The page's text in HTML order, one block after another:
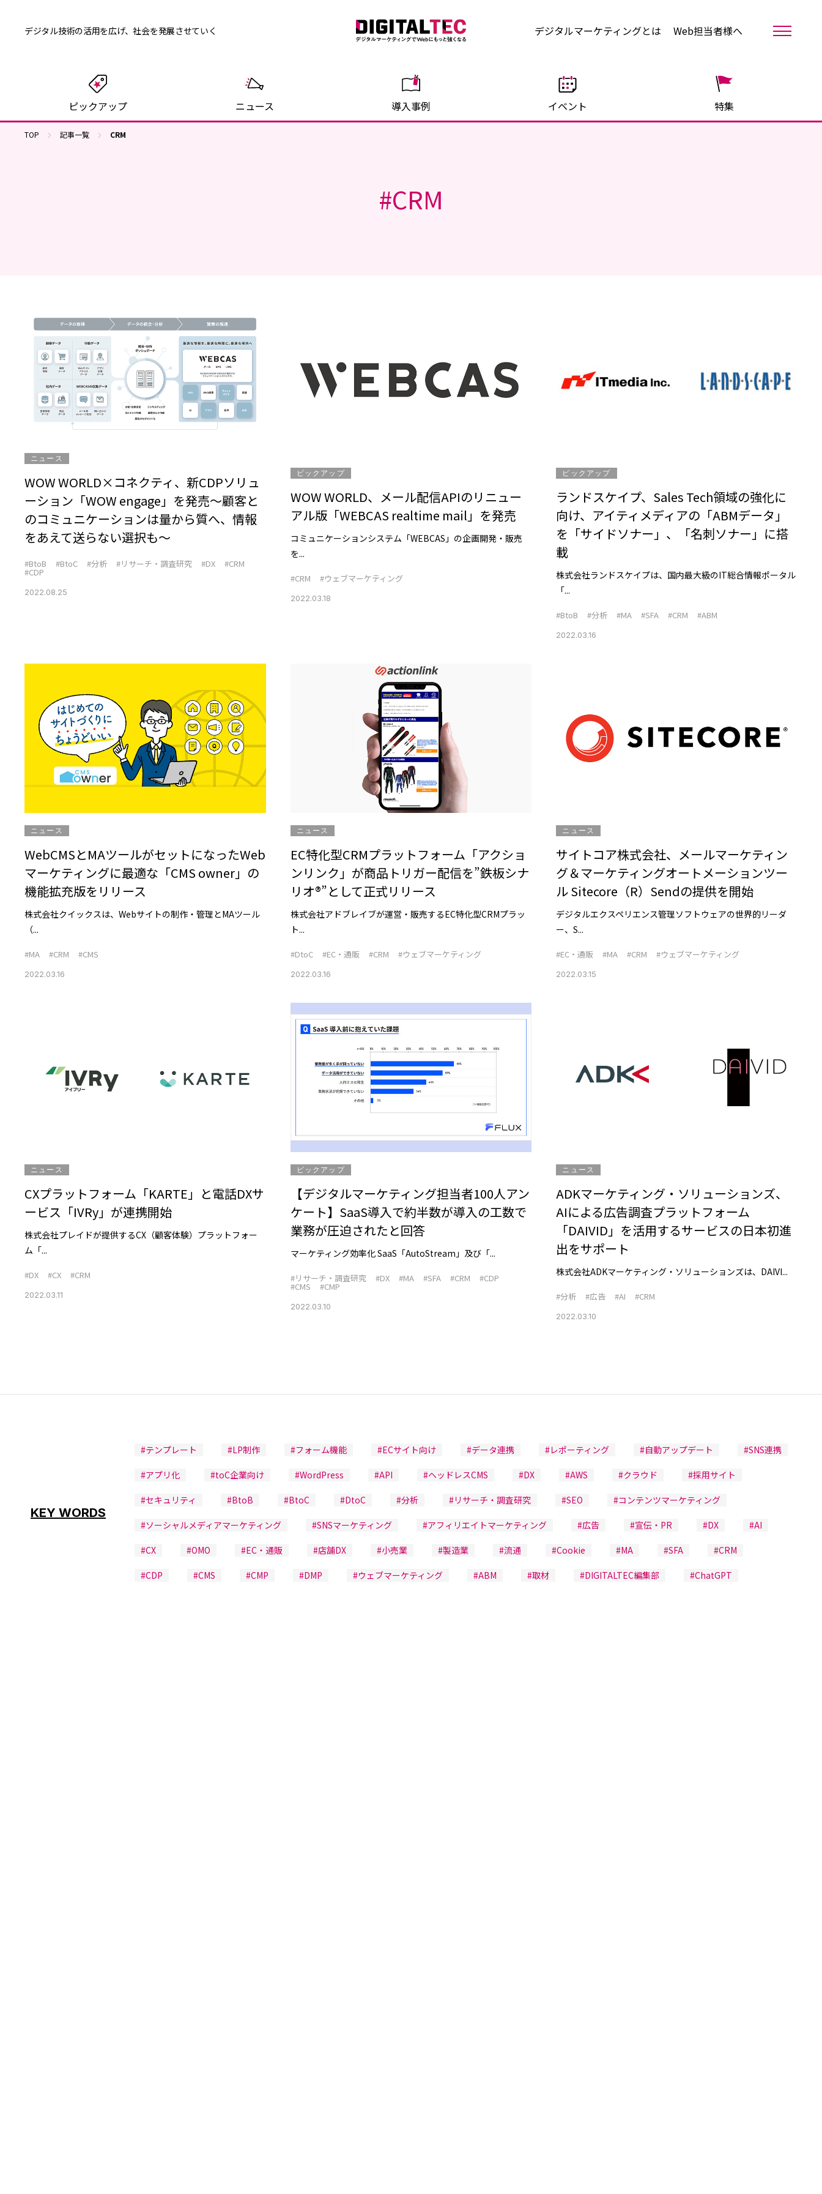
デジタル技術の活用を広げ、社会を発展させていく デジタルマーケティングとは Web担当者様へ
ピックアップ ニュース 導入事例 イベント 特集
TOP 記事一覧 CRM
#CRM
ニュース
WOW WORLD×コネクティ、新CDPソリュ
ーション「WOW engage」を発売～顧客と
のコミュニケーションは量から質へ、情報
をあえて送らない選択も～
#BtoB #BtoC #分析 #リサーチ・調査研究 #DX #CRM
#CDP
2022.08.25
ピックアップ
WOW WORLD、メール配信APIのリニュー
アル版「WEBCAS realtime mail」を発売
コミュニケーションシステム「WEBCAS」の企画開発・販売
を...
#CRM #ウェブマーケティング
2022.03.18
ピックアップ
ランドスケイプ、Sales Tech領域の強化に
向け、アイティメディアの「ABMデータ」
を「サイドソナー」、「名刺ソナー」に搭
載
株式会社ランドスケイプは、国内最大級のIT総合情報ポータル
「...
#BtoB #分析 #MA #SFA #CRM #ABM
2022.03.16
ニュース
WebCMSとMAツールがセットになったWeb
マーケティングに最適な「CMS owner」の
機能拡充版をリリース
株式会社クイックスは、Webサイトの制作・管理とMAツール
（...
#MA #CRM #CMS
2022.03.16
ニュース
EC特化型CRMプラットフォーム「アクショ
ンリンク」が商品トリガー配信を”鉄板シナ
リオ®”として正式リリース
株式会社アドブレイブが運営・販売するEC特化型CRMプラッ
ト...
#DtoC #EC・通販 #CRM #ウェブマーケティング
2022.03.16
ニュース
サイトコア株式会社、メールマーケティン
グ＆マーケティングオートメーションツー
ル Sitecore（R）Sendの提供を開始
デジタルエクスペリエンス管理ソフトウェアの世界的リーダ
ー、S...
#EC・通販 #MA #CRM #ウェブマーケティング
2022.03.15
ニュース
CXプラットフォーム「KARTE」と電話DXサ
ービス「IVRy」が連携開始
株式会社プレイドが提供するCX（顧客体験）プラットフォー
ム「...
#DX #CX #CRM
2022.03.11
ピックアップ
【デジタルマーケティング担当者100人アン
ケート】SaaS導入で約半数が導入の工数で
業務が圧迫されたと回答
マーケティング効率化 SaaS「AutoStream」及び「...
#リサーチ・調査研究 #DX #MA #SFA #CRM #CDP
#CMS #CMP
2022.03.10
ニュース
ADKマーケティング・ソリューションズ、
AIによる広告調査プラットフォーム
「DAIVID」を活用するサービスの日本初進
出をサポート
株式会社ADKマーケティング・ソリューションズは、DAIVI...
#分析 #広告 #AI #CRM
2022.03.10
KEY WORDS
#テンプレート #LP制作 #フォーム機能 #ECサイト向け #データ連携 #レポーティング #自動アップデート #SNS連携
#アプリ化 #toC企業向け #WordPress #API #ヘッドレスCMS #DX #AWS #クラウド #採用サイト
#セキュリティ #BtoB #BtoC #DtoC #分析 #リサーチ・調査研究 #SEO #コンテンツマーケティング
#ソーシャルメディアマーケティング #SNSマーケティング #アフィリエイトマーケティング #広告 #宣伝・PR #DX #AI
#CX #OMO #EC・通販 #店舗DX #小売業 #製造業 #流通 #Cookie #MA #SFA #CRM
#CDP #CMS #CMP #DMP #ウェブマーケティング #ABM #取材 #DIGITALTEC編集部 #ChatGPT